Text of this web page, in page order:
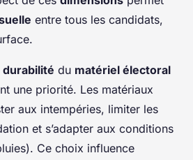
entre tous les candidats,
durabilité du matériel électoral
une priorité. Les matériaux
aux intempéries, limiter les
et s’adapter aux conditions
Ce choix influence